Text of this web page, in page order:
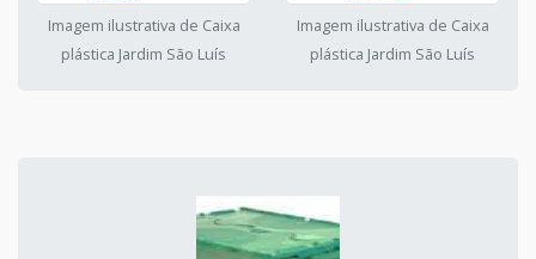
Imagem ilustrativa de Caixa
plástica Jardim São Luís
Imagem ilustrativa de Caixa
plástica Jardim São Luís